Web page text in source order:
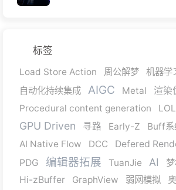
标签
Load Store Action 周公解梦
机器学
自动化持续集成
AIGC Metal
渲染
Procedural content generation
LOL
GPU Driven 寻路 Early-Z Buff系
AI Native Flow
DCC Defered
PDG 编辑器拓展 TuanJie AI
Hi-zBuffer
GraphView 弱网模拟